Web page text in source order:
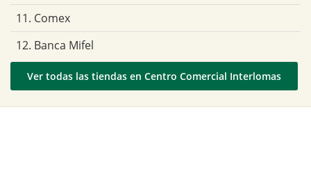
11. Comex
12. Banca Mifel
Ver todas las tiendas en Centro Comercial Interlomas